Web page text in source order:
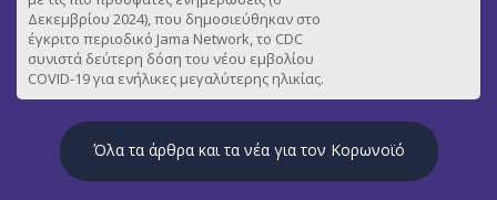
Δεκεμβρίου 2024), που δημοσιεύθηκαν στο
έγκριτο περιοδικό Jama Network, το CDC
συνιστά δεύτερη δόση του νέου εμβολίου
COVID-19 για ενήλικες μεγαλύτερης ηλικίας.
Όλα τα άρθρα και τα νέα για τον Κορωνοϊό